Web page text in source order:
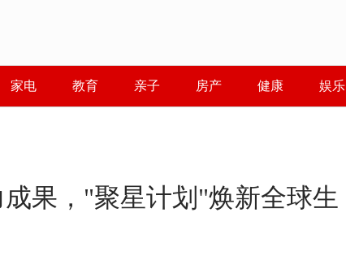
家电 教育 亲子 房产 健康 娱乐
果，"聚星计划"焕新全球生